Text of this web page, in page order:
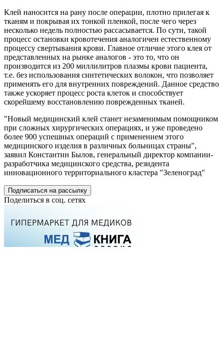
Клей наносится на рану после операции, плотно прилегая к
тканям и покрывая их тонкой пленкой, после чего через
несколько недель полностью рассасывается. По сути, такой
процесс остановки кровотечения аналогичен естественному
процессу свертывания крови. Главное отличие этого клея от
представленных на рынке аналогов - это то, что он
производится из 200 миллилитров плазмы крови пациента,
т.е. без использования синтетических волокон, что позволяет
применять его для внутренних повреждений. Данное средство
также ускоряет процесс роста клеток и способствует
скорейшему восстановлению поврежденных тканей.
"Новый медицинский клей станет незаменимым помощником
при сложных хирургических операциях, и уже проведено
более 900 успешных операций с применением этого
медицинского изделия в различных больницах страны",
заявил Константин Былов, генеральный директор компании-
разработчика медицинского средства, резидента
инновационного территориального кластера "Зеленоград"
Подписаться на рассылку
Поделиться в соц. сетях